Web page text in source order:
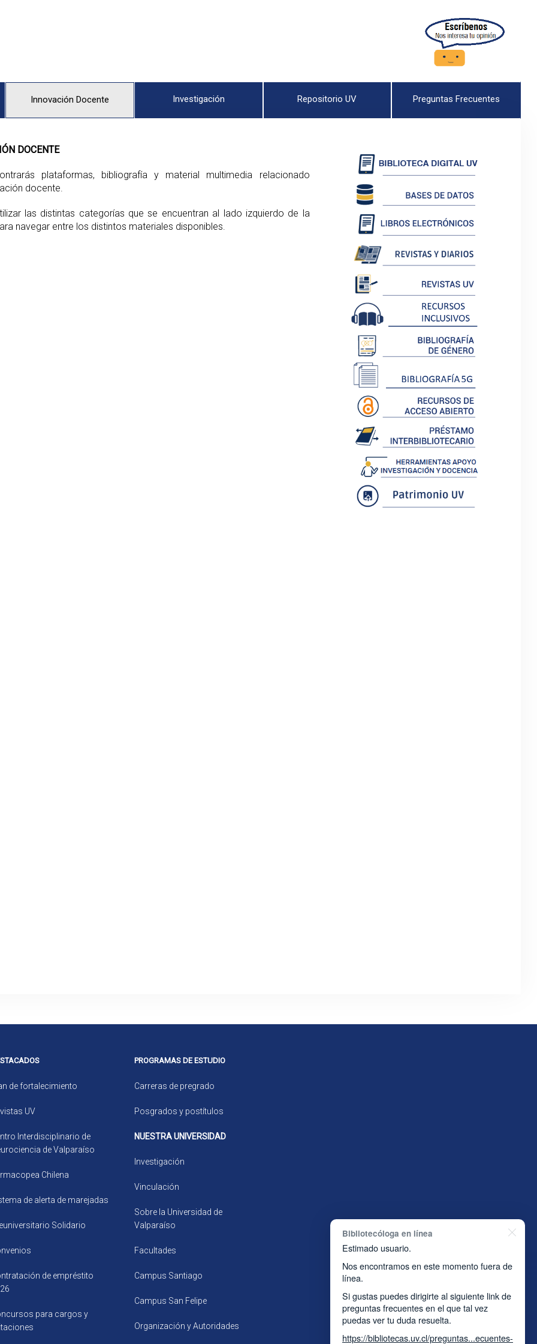
Innovación Docente Investigación Repositorio UV Preguntas Frecuentes
DOCENTE
plataformas, bibliografía y material multimedia relacionado
docente.
las distintas categorías que se encuentran al lado izquierdo de la
navegar entre los distintos materiales disponibles.
de fortalecimiento
UV
Interdisciplinario de
de Valparaíso
Chilena
de alerta de marejadas
Solidario
de empréstito
para cargos y
PROGRAMAS DE ESTUDIO
Carreras de pregrado
Posgrados y postítulos
NUESTRA UNIVERSIDAD
Investigación
Vinculación
Sobre la Universidad de
Valparaíso
Facultades
Campus Santiago
Campus San Felipe
Organización y Autoridades
Bibliotecóloga en línea
Estimado usuario.
Nos encontramos en este momento fuera de
línea.
Si gustas puedes dirigirte al siguiente link de
preguntas frecuentes en el que tal vez
puedas ver tu duda resuelta.
https://bibliotecas.uv.cl/preguntas...ecuentes-